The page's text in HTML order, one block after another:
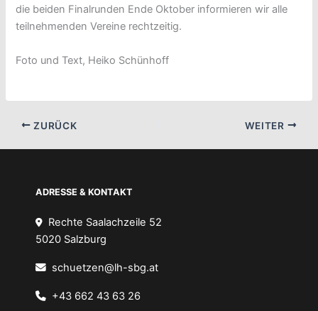
die beiden Finalrunden Ende Oktober informieren wir alle
teilnehmenden Vereine rechtzeitig.
Foto und Text, Heiko Schünhoff
ZURÜCK WEITER
ADRESSE & KONTAKT
Rechte Saalachzeile 52
5020 Salzburg
schuetzen@lh-sbg.at
+43 662 43 63 26